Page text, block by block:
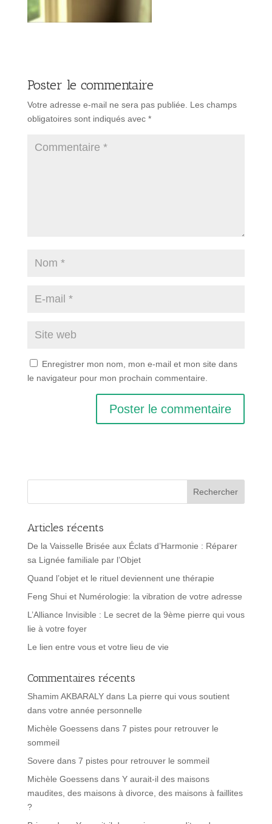
Poster le commentaire
Votre adresse e-mail ne sera pas publiée.
Les champs
obligatoires sont indiqués avec *
Enregistrer mon nom, mon e-mail et mon site dans
le navigateur pour mon prochain commentaire.
Articles récents
De la Vaisselle Brisée aux Éclats d’Harmonie : Réparer
sa Lignée familiale par l’Objet
Quand l’objet et le rituel deviennent une thérapie
Feng Shui et Numérologie: la vibration de votre adresse
L’Alliance Invisible : Le secret de la 9ème pierre qui vous
lie à votre foyer
Le lien entre vous et votre lieu de vie
Commentaires récents
Shamim AKBARALYdans La pierre qui vous soutient
dans votre année personnelle
Michèle Goessensdans 7 pistes pour retrouver le
sommeil
Sovere dans 7 pistes pour retrouver le sommeil
Michèle Goessensdans Y aurait-il des maisons
maudites, des maisons à divorce, des maisons à faillites
?